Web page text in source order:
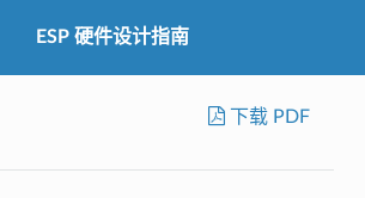
ESP 硬件设计指南
下载 PDF